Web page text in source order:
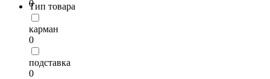
0
Тип товара
карман
0
подставка
0